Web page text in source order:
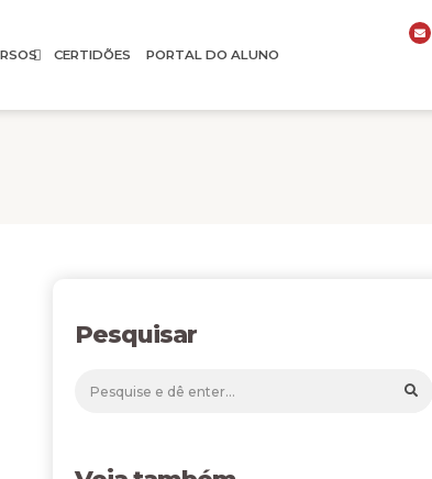
CERTIDÕES PORTAL DO ALUNO
Pesquisar